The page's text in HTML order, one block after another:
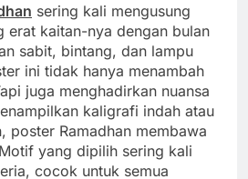
sering kali mengusung
erat kaitan-nya dengan bulan
sabit, bintang, dan lampu
ini tidak hanya menambah
juga menghadirkan nuansa
kaligrafi indah atau
poster Ramadhan membawa
yang dipilih sering kali
cocok untuk semua